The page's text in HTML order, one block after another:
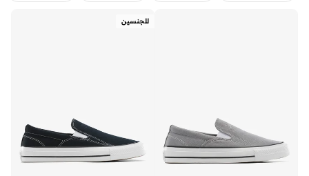
للجنسين